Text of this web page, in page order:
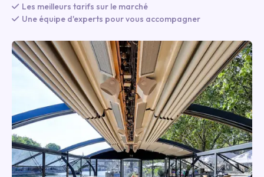
Les meilleurs tarifs sur le marché
Une équipe d'experts pour vous accompagner